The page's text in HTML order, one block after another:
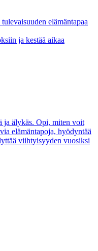
elämäntapaa
ja kestää aikaa
ja älykäs. Opi, miten voit
elämäntapoja, hyödyntää
viihtyisyyden vuosiksi